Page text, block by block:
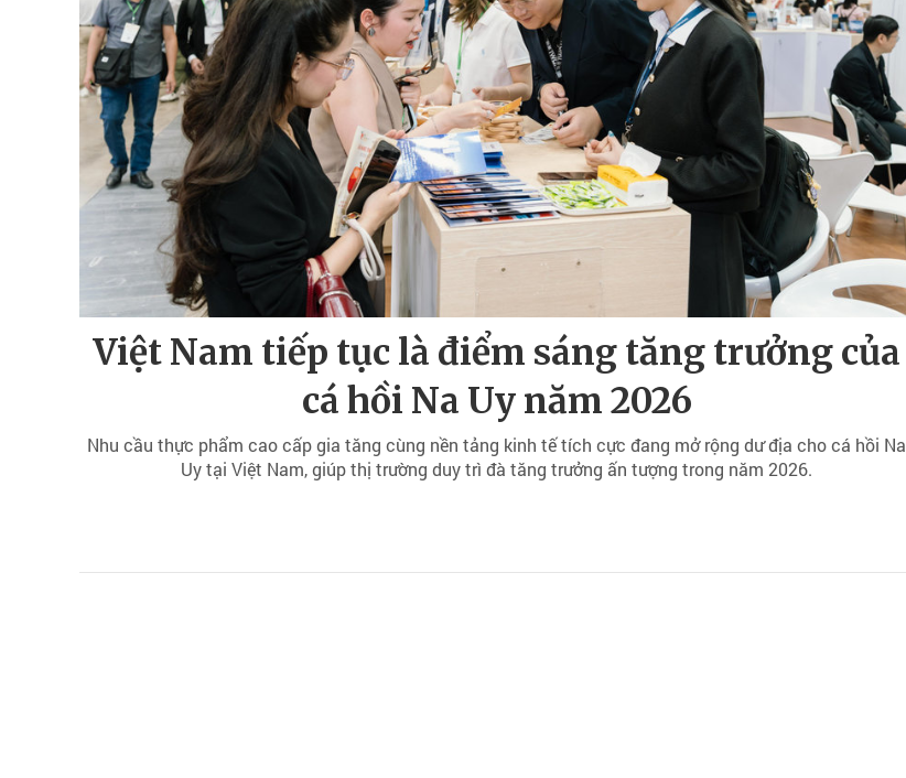
Việt Nam tiếp tục là điểm sáng tăng trưởng của
cá hồi Na Uy năm 2026
Nhu cầu thực phẩm cao cấp gia tăng cùng nền tảng kinh tế tích cực đang mở rộng dư địa cho cá hồi Na
Uy tại Việt Nam, giúp thị trường duy trì đà tăng trưởng ấn tượng trong năm 2026.